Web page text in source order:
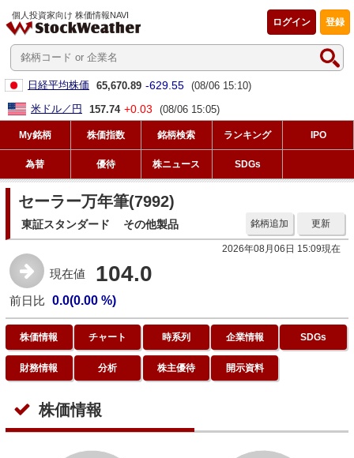
個人投資家向け 株価情報NAVI
登録
ログイン
日経平均株価 65,670.89 -629.55 (08/06 15:10)
米ドル／円
157.74 +0.03 (08/06 15:05)
My銘柄 株価指数 銘柄検索 ランキング IPO
為替 優待 株ニュース SDGs
セーラー万年筆(7992)
東証スタンダード その他製品 更新
銘柄追加
2026年08月06日 15:09現在
現在値 104.0
前日比 0.0(0.00 %)
株価情報 チャート 時系列 企業情報 SDGs
財務情報 分析 株主優待 開示資料
株価情報